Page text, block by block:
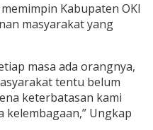
Kabupaten OKI
masyarakat yang
masa ada orangnya,
tentu belum
keterbatasan kami
kelembagaan,” Ungkap